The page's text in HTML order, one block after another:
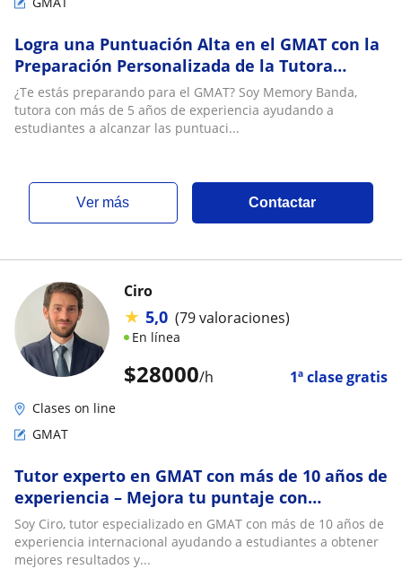
Logra una Puntuación Alta en el GMAT con la
Preparación Personalizada de la Tutora
Memory Banda
¿Te estás preparando para el GMAT? Soy Memory Banda,
tutora con más de 5 años de experiencia ayudando a
estudiantes a alcanzar las puntuaci...
ver más Contactar
$28000/h 1ª clase gratis
Ciro
★ 5,0 (79 valoraciones)
En línea
Clases on line
GMAT
Tutor experto en GMAT con más de 10 años de
experiencia – Mejora tu puntaje con
estrategia
Soy Ciro, tutor especializado en GMAT con más de 10 años de
experiencia internacional ayudando a estudiantes a obtener
mejores resultados y...